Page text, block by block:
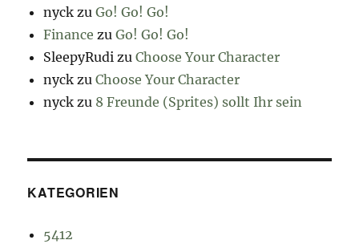
nyck zuGo! Go! Go!
Finance zuGo! Go! Go!
SleepyRudi zuChoose Your Character
nyck zuChoose Your Character
nyck zu 8 Freunde (Sprites) sollt Ihr sein
KATEGORIEN
5412